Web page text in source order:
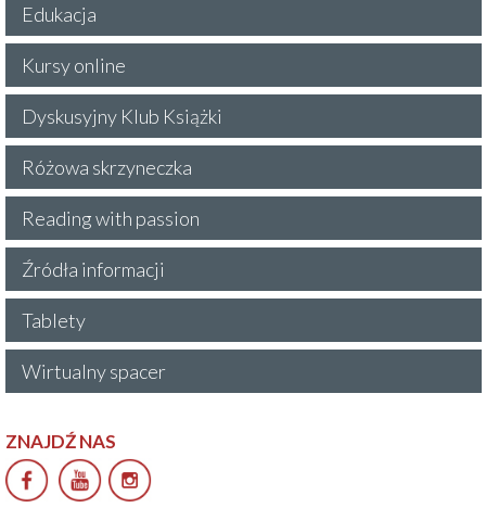
Edukacja
Kursy online
Dyskusyjny Klub Książki
Różowa skrzyneczka
Reading with passion
Źródła informacji
Tablety
Wirtualny spacer
ZNAJDŹ NAS